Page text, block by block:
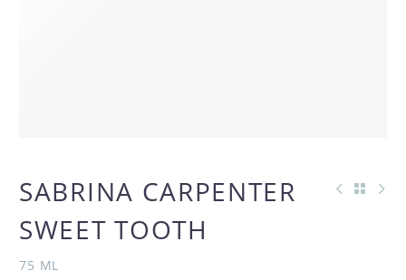
SABRINA CARPENTER
SWEET TOOTH
75 ML